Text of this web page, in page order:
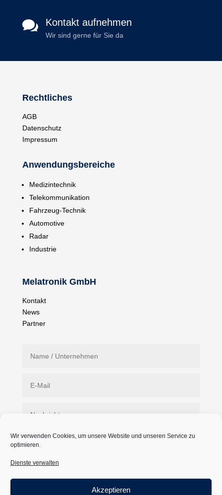
Wir verwenden Cookies, um unsere Website und unseren Service zu
optimieren.
Dienste verwalten
Akzeptieren
 Kontakt aufnehmen
Wir sind gerne für Sie da
Rechtliches
AGB
Datenschutz
Impressum
Anwendungsbereiche
Medizintechnik
Telekommunikation
Fahrzeug-Technik
Automotive
Radar
Industrie
Melatronik GmbH
Kontakt
News
Partner